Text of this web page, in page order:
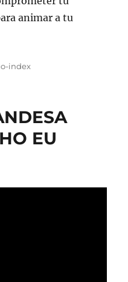
animar a tu
index
EU